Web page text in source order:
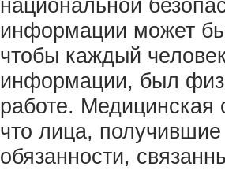
национальной
информации может
чтобы каждый
информации, был
работе. Медицинская
что лица,
обязанности,